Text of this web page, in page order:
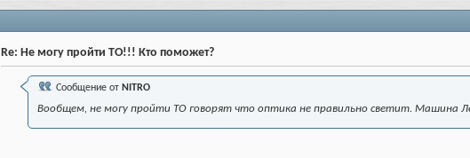
Re: Не могу пройти ТО!!! Кто поможет?
Сообщение от NITRO
Вообщем, не могу пройти ТО говорят что оптика не правильно светит. Машина